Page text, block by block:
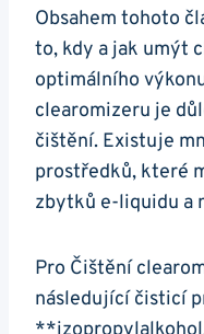
Obsahem tohoto
to, kdy a jak umýt
optimálního
clearomizeru je
čištění. Existuje
prostředků, které
zbytků e-liquidu a
Pro Čištění
následující čisticí